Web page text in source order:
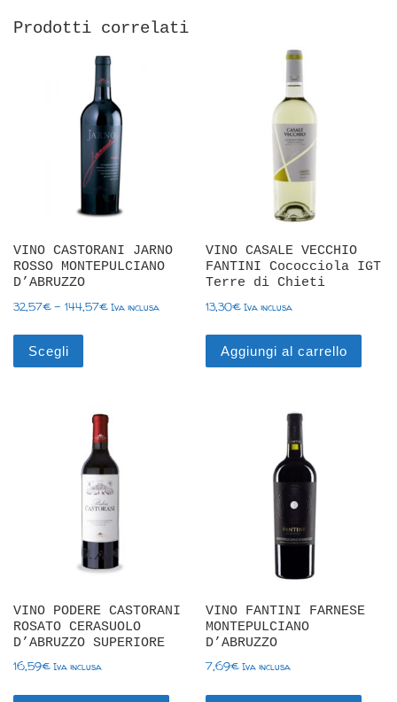
Prodotti correlati
VINO CASTORANI JARNO
ROSSO MONTEPULCIANO
D’ABRUZZO
32,57€ - 144,57€Fascia di prezzo: da 32,57€ a 144,57€
Iva inclusa
Scegli
Questo prodotto ha più varianti. Le opzioni
VINO CASALE VECCHIO
FANTINI Cococciola IGT
Terre di Chieti
13,30€ Iva inclusa
Aggiungi al carrello
VINO PODERE CASTORANI
ROSATO CERASUOLO
D’ABRUZZO SUPERIORE
16,59€ Iva inclusa
VINO FANTINI FARNESE
MONTEPULCIANO
D’ABRUZZO
7,69€ Iva inclusa